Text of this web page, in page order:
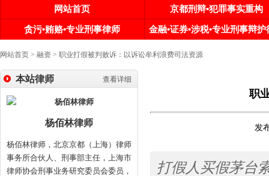
网站首页
京都刑辩•犯罪事实重构
贪污•贿赂•专业刑事律师
金融•证券•涉税•专业刑事辩护
网站首页 > 融资 > 职业打假被判败诉：以诉讼牟利浪费司法资源
查看详细
本站律师
杨佰林律师
杨佰林律师，北京京都（上海）律师
事务所合伙人、刑事部主任，上海市
律师协会刑事业务研究委员会委员，
职
发
打假人买假茅台